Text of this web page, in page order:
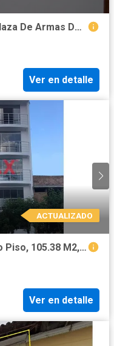
Venta De Casa A 10 Mt De La Plaza De Armas De Cascas
Ver en detalle
ACTUALIZADO
Se Vende Departamento En 6To Piso, 105.38 M2, Edificio Con Ascensor El Sauce, Cajamarca
Ver en detalle